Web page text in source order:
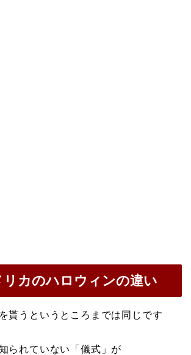
リカのハロウィンの違い
貰うというところまでは同じです
られていない「儀式」が